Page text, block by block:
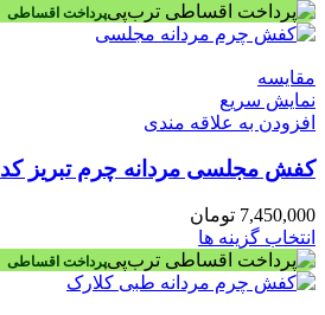
پرداخت اقساطی
مقايسه
نمایش سریع
افزودن به علاقه مندی
کفش مجلسی مردانه چرم تبریز کد 113
7,450,000 تومان
انتخاب گزینه ها
پرداخت اقساطی